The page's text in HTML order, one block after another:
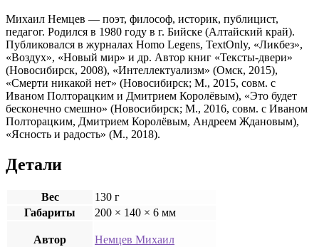
Михаил Немцев — поэт, философ, историк, публицист,
педагог. Родился в 1980 году в г. Бийске (Алтайский край).
Публиковался в журналах Homo Legens, TextOnly, «Ликбез»,
«Воздух», «Новый мир» и др. Автор книг «Тексты-двери»
(Новосибирск, 2008), «Интеллектуализм» (Омск, 2015),
«Смерти никакой нет» (Новосибирск; М., 2015, совм. с
Иваном Полторацким и Дмитрием Королёвым), «Это будет
бесконечно смешно» (Новосибирск; М., 2016, совм. с Иваном
Полторацким, Дмитрием Королёвым, Андреем Ждановым),
«Ясность и радость» (М., 2018).
Детали
Вес
130 г
Габариты
200 × 140 × 6 мм
Автор Немцев Михаил